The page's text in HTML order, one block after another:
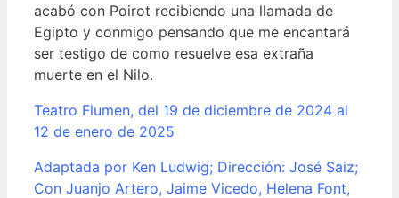
acabó con Poirot recibiendo una llamada de
Egipto y conmigo pensando que me encantará
ser testigo de como resuelve esa extraña
muerte en el Nilo.
Teatro Flumen, del 19 de diciembre de 2024 al
12 de enero de 2025
Adaptada por Ken Ludwig; Dirección: José Saiz;
Con Juanjo Artero, Jaime Vicedo, Helena Font,